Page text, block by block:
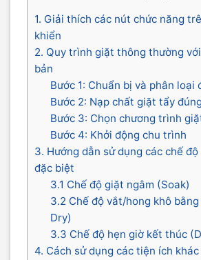
1. Giải thích các nút chức năng
khiển
2. Quy trình giặt thông thường
bản
Bước 1: Chuẩn bị và phân loại
Bước 2: Nạp chất giặt tẩy
Bước 3: Chọn chương trình
Bước 4: Khởi động chu trình
3. Hướng dẫn sử dụng các chế
đặc biệt
3.1 Chế độ giặt ngâm (Soak)
3.2 Chế độ vắt/hong khô
Dry)
3.3 Chế độ hẹn giờ kết thúc
4. Cách sử dụng các tiện ích khác